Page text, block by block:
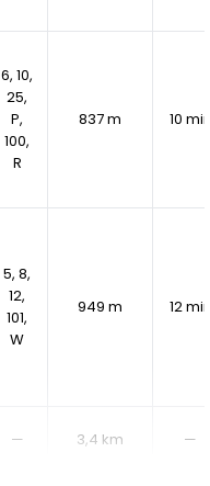
6, 10,
25,
P,
100,
R
837 m 10
5, 8,
12,
101,
W
949 m 12
— 3,4 km —